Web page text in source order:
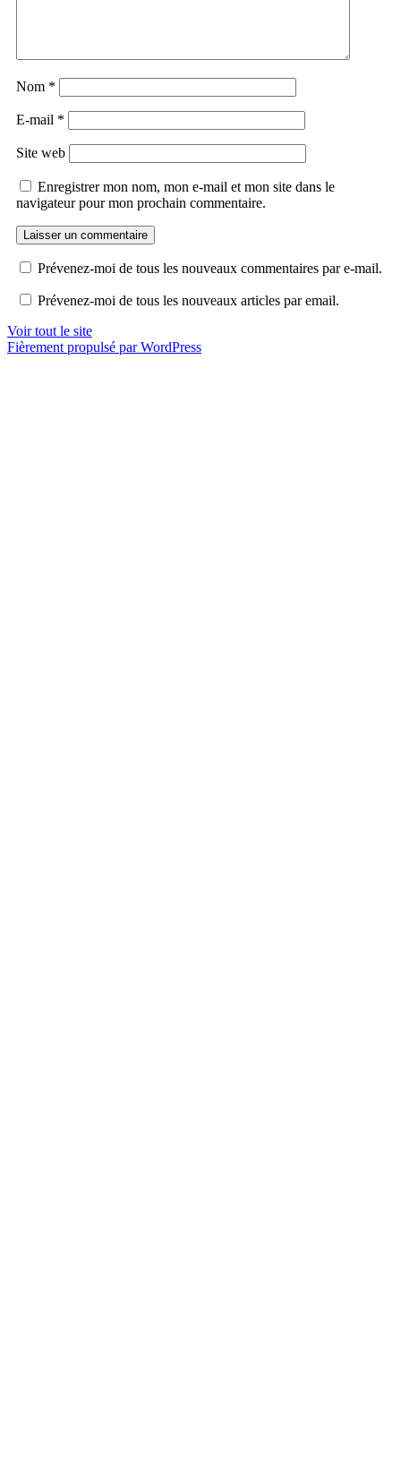
Nom *
E-mail *
Site web
Enregistrer mon nom, mon e-mail et mon site dans le
navigateur pour mon prochain commentaire.
Prévenez-moi de tous les nouveaux commentaires par e-mail.
Prévenez-moi de tous les nouveaux articles par email.
Voir tout le site
Fièrement propulsé par WordPress